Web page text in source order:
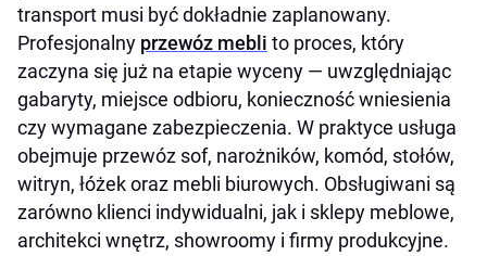
transport musi być dokładnie zaplanowany.
Profesjonalny przewóz mebli to proces, który
zaczyna się już na etapie wyceny — uwzględniając
gabaryty, miejsce odbioru, konieczność wniesienia
czy wymagane zabezpieczenia. W praktyce usługa
obejmuje przewóz sof, narożników, komód, stołów,
witryn, łóżek oraz mebli biurowych. Obsługiwani są
zarówno klienci indywidualni, jak i sklepy meblowe,
architekci wnętrz, showroomy i firmy produkcyjne.